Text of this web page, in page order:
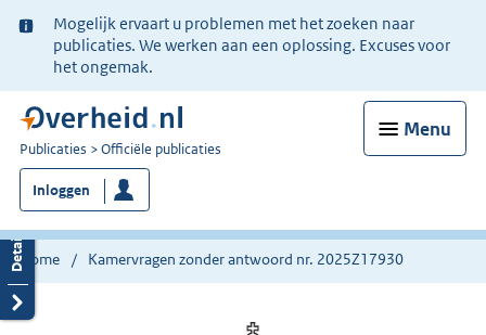
Ter
informatie:
Mogelijk ervaart u problemen met het zoeken naar
publicaties. We werken aan een oplossing. Excuses voor
het ongemak.
Menu
U
bent
nu
hier:
Publicaties Officiële publicaties
Inloggen
Home Kamervragen zonder antwoord nr. 2025Z17930